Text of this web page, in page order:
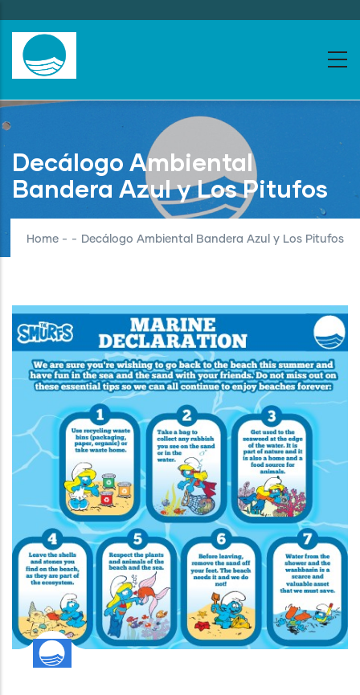
to
main
content
Decálogo Ambiental
Bandera Azul y Los Pitufos
Home - - Decálogo Ambiental Bandera Azul y Los Pitufos